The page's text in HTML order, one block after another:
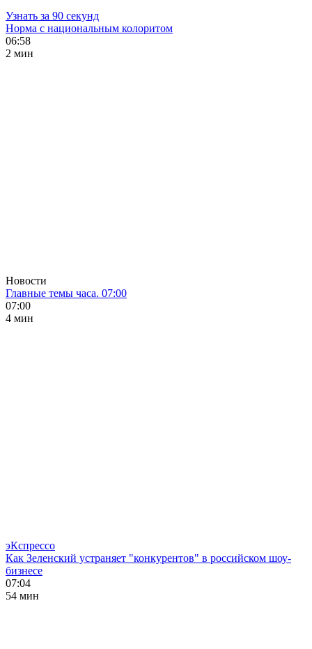
Узнать за 90 секунд
Норма с национальным колоритом
06:58
2 мин
Новости
Главные темы часа. 07:00
07:00
4 мин
эКспрессо
Как Зеленский устраняет "конкурентов" в российском шоу-
бизнесе
07:04
54 мин